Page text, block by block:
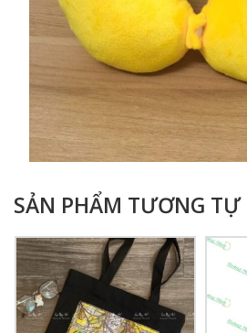
SẢN PHẨM TƯƠNG TỰ